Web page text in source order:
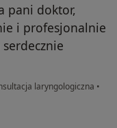
pani doktor,
i profesjonalnie
laryngologiczna •